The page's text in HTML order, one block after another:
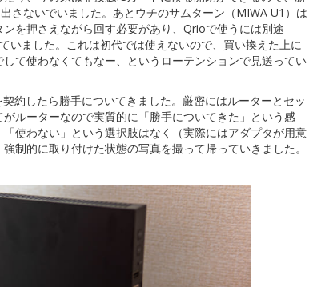
さないでいました。あとウチのサムターン（MIWA U1）は
を押さえながら回す必要があり、Qrioで使うには別途
いました。これは初代では使えないので、買い換えた上に
て使わなくてもなー、というローテンションで見送ってい
約したら勝手についてきました。厳密にはルーターとセッ
ルーターなので実質的に「勝手についてきた」という感
使わない」という選択肢はなく（実際にはアダプタが用意
制的に取り付けた状態の写真を撮って帰っていきました。